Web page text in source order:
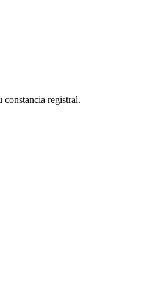
constancia registral.